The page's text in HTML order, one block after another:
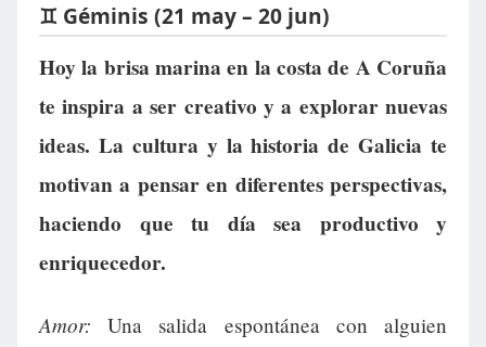
♊ Géminis (21 may – 20 jun)
Hoy la brisa marina en la costa de A Coruña
te inspira a ser creativo y a explorar nuevas
ideas. La cultura y la historia de Galicia te
motivan a pensar en diferentes perspectivas,
haciendo que tu día sea productivo y
enriquecedor.
Amor: Una salida espontánea con alguien